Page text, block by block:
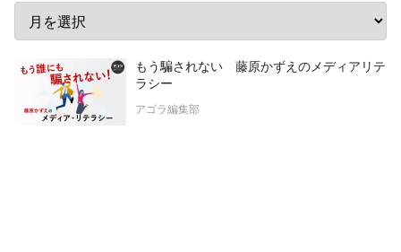
もう騙されない 藤原かずえのメディアリテ
ラシー
アゴラ編集部